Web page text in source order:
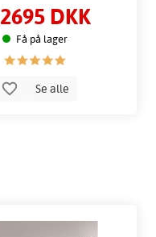
2695 DKK
Få på lager
Se alle